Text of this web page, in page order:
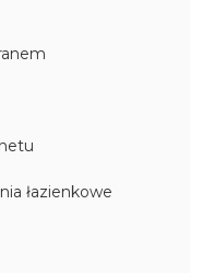
łazienkowe